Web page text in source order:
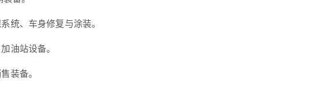
统、车身修复与涂装。
油站设备。
装备。